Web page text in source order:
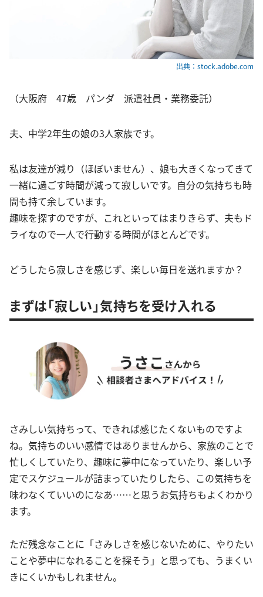
出典：stock.adobe.com
（大阪府 47歳 パンダ 派遣社員・業務委託）
夫、中学2年生の娘の3人家族です。
私は友達が減り（ほぼいません）、娘も大きくなってきて
一緒に過ごす時間が減って寂しいです。自分の気持ちも時
間も持て余しています。
趣味を探すのですが、これといってはまりきらず、夫もド
ライなので一人で行動する時間がほとんどです。
どうしたら寂しさを感じず、楽しい毎日を送れますか？
まずは「寂しい」気持ちを受け入れる
さみしい気持ちって、できれば感じたくないものですよ
ね。気持ちのいい感情ではありませんから、家族のことで
忙しくしていたり、趣味に夢中になっていたり、楽しい予
定でスケジュールが詰まっていたりしたら、この気持ちを
味わなくていいのになあ……と思うお気持ちもよくわかり
ます。
ただ残念なことに「さみしさを感じないために、やりたい
ことや夢中になれることを探そう」と思っても、うまくい
きにくいかもしれません。